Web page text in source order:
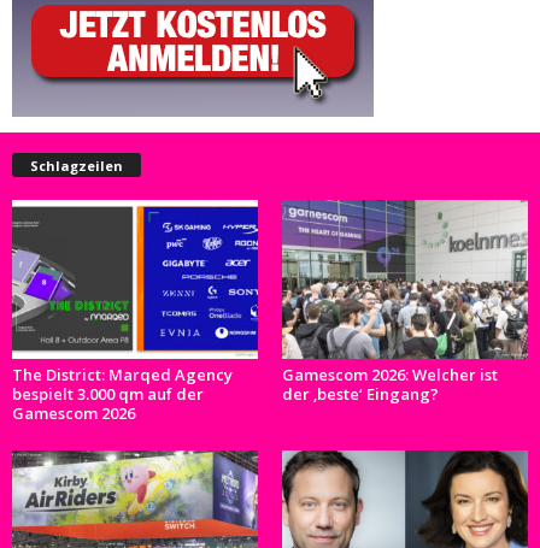
Schlagzeilen
The District: Marqed Agency
bespielt 3.000 qm auf der
Gamescom 2026
Gamescom 2026: Welcher ist
der ‚beste‘ Eingang?